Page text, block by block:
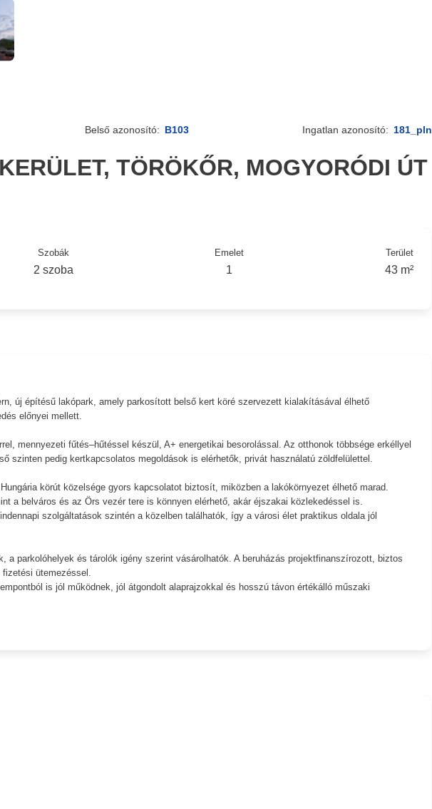
Belső azonosító: B103 Ingatlan azonosító: 181_pln
TÖRÖKŐR, MOGYORÓDI ÚT
Szobák
2 szoba
Emelet
1
Terület
43 m²
új építésű lakópark, amely parkosított belső kert köré szervezett kialakításával élhető
előnyei mellett.
mennyezeti fűtés–hűtéssel készül, A+ energetikai besorolással. Az otthonok többsége erkéllyel
szinten pedig kertkapcsolatos megoldások is elérhetők, privát használatú zöldfelülettel.
körút közelsége gyors kapcsolatot biztosít, miközben a lakókörnyezet élhető marad.
a belváros és az Örs vezér tere is könnyen elérhető, akár éjszakai közlekedéssel is.
szolgáltatások szintén a közelben találhatók, így a városi élet praktikus oldala jól
a parkolóhelyek és tárolók igény szerint vásárolhatók. A beruházás projektfinanszírozott, biztos
ütemezéssel.
is jól működnek, jól átgondolt alaprajzokkal és hosszú távon értékálló műszaki